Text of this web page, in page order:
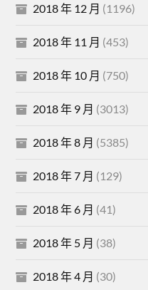
2018 年 12 月 (1196)
2018 年 11 月 (453)
2018 年 10 月 (750)
2018 年 9 月 (3013)
2018 年 8 月 (5385)
2018 年 7 月 (129)
2018 年 6 月 (41)
2018 年 5 月 (38)
2018 年 4 月 (30)